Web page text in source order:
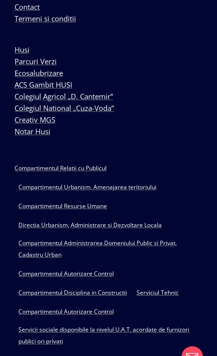
Contact
Termeni si conditii
Husi
Parcuri Verzi
Ecosalubrizare
ACS Gambit HUSI
Colegiul Agricol „D. Cantemir”
Colegiul National „Cuza-Voda”
Creativ MGS
Notar Husi
Compartimentul Relatii cu Publicul
Compartimentul Urbanism, Amenajarea teritoriului
Compartimentul Resurse Umane
Directia Urbanism, Administrare si Dezvoltare Locala
Compartimentul Administrarea Domeniului Public si Privat,
Cadastru Urban
Compartimentul Autorizare Control
Compartimentul Disciplina in Constructii Serviciul Tehnic
Compartimentul Autorizare Control
Servicii sociale disponibile la nivelul U.A.T, acordate de furnizori
publici ori privati